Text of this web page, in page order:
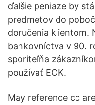
ďalšie peniaze by
predmetov do
doručenia klientom.
bankovníctva v 90.
sporiteľňa
používať EOK.
May reference cc